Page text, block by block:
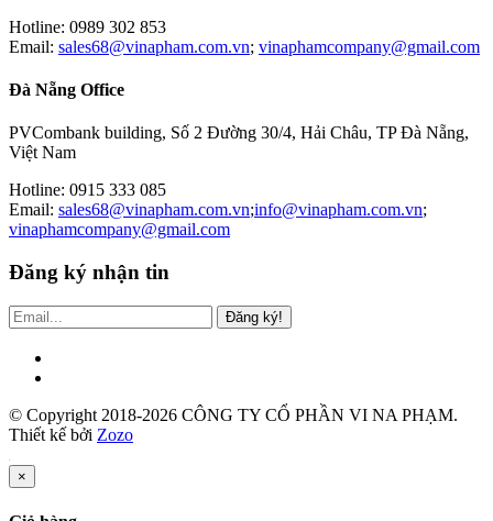
Hotline: 0989 302 853
Email: sales68@vinapham.com.vn; vinaphamcompany@gmail.com
Đà Nẵng Office
PVCombank building, Số 2 Đường 30/4, Hải Châu, TP Đà Nẵng,
Việt Nam
Hotline: 0915 333 085
Email: sales68@vinapham.com.vn;info@vinapham.com.vn;
vinaphamcompany@gmail.com
Đăng ký nhận tin
Đăng ký!
© Copyright 2018-2026 CÔNG TY CỔ PHẦN VI NA PHẠM.
Thiết kế bởi Zozo
×